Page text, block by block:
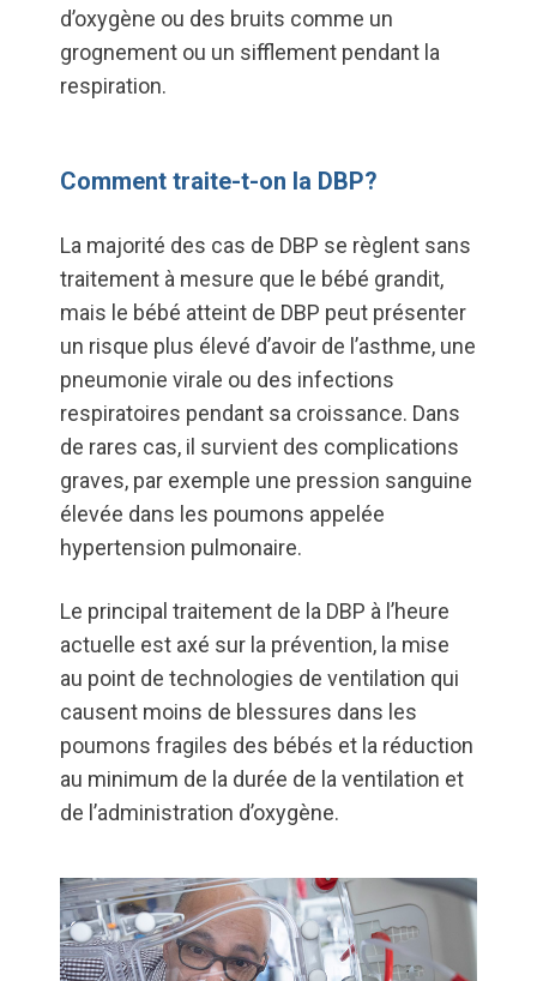
d’oxygène ou des bruits comme un
grognement ou un sifflement pendant la
respiration.
Comment traite-t-on la DBP?
La majorité des cas de DBP se règlent sans
traitement à mesure que le bébé grandit,
mais le bébé atteint de DBP peut présenter
un risque plus élevé d’avoir de l’asthme, une
pneumonie virale ou des infections
respiratoires pendant sa croissance. Dans
de rares cas, il survient des complications
graves, par exemple une pression sanguine
élevée dans les poumons appelée
hypertension pulmonaire.
Le principal traitement de la DBP à l’heure
actuelle est axé sur la prévention, la mise
au point de technologies de ventilation qui
causent moins de blessures dans les
poumons fragiles des bébés et la réduction
au minimum de la durée de la ventilation et
de l’administration d’oxygène.